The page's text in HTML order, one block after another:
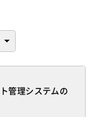
管理システムの